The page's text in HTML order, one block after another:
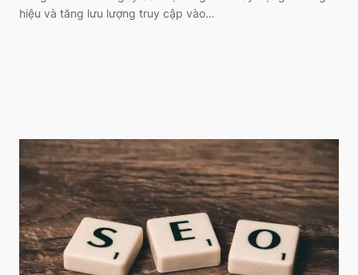
hiệu và tăng lưu lượng truy cập vào…